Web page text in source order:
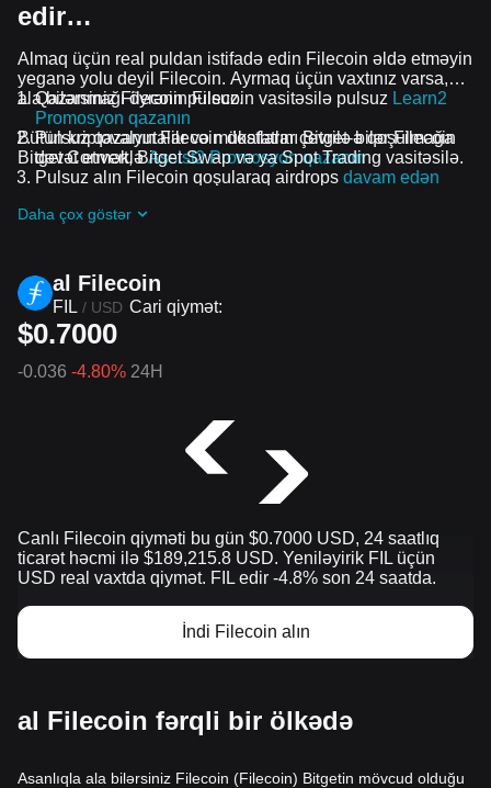
edir…
Almaq üçün real puldan istifadə edin Filecoin əldə etməyin
yeganə yolu deyil Filecoin. Ayrmaq üçün vaxtınız varsa,
ala bilərsiniz Filecoin pulsuz.
Qazanmağı öyrənin Filecoin vasitəsilə pulsuz Learn2
Promosyon qazanın
Pulsuz qazanın Filecoin dostlarını Bitget-ə qoşulmağa
dəvət etməkləAssist2 Promosyon qazanın
Pulsuz alın Filecoin qoşularaq airdrops davam edən
Bütün kriptovalyutalar və mükafatlar çevrilə bilər Filecoin
Bitget Convert, Bitget Swap və ya Spot Trading vasitəsilə.
Daha çox göstər
al Filecoin
FIL / USD Cari qiymət:
$0.7000
-0.036 -4.80% 24H
Canlı Filecoin qiyməti bu gün $0.7000 USD, 24 saatlıq
ticarət həcmi ilə $189,215.8 USD. Yeniləyirik FIL üçün
USD real vaxtda qiymət. FIL edir -4.8% son 24 saatda.
İndi Filecoin alın
al Filecoin fərqli bir ölkədə
Asanlıqla ala bilərsiniz Filecoin (Filecoin) Bitgetin mövcud olduğu